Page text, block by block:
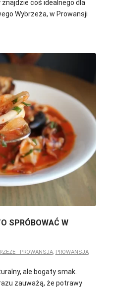
coś idealnego dla
Wybrzeża, w Prowansji
SPRÓBOWAĆ W
- PROWANSJA, PROWANSJA
ale bogaty smak.
zauważą, że potrawy